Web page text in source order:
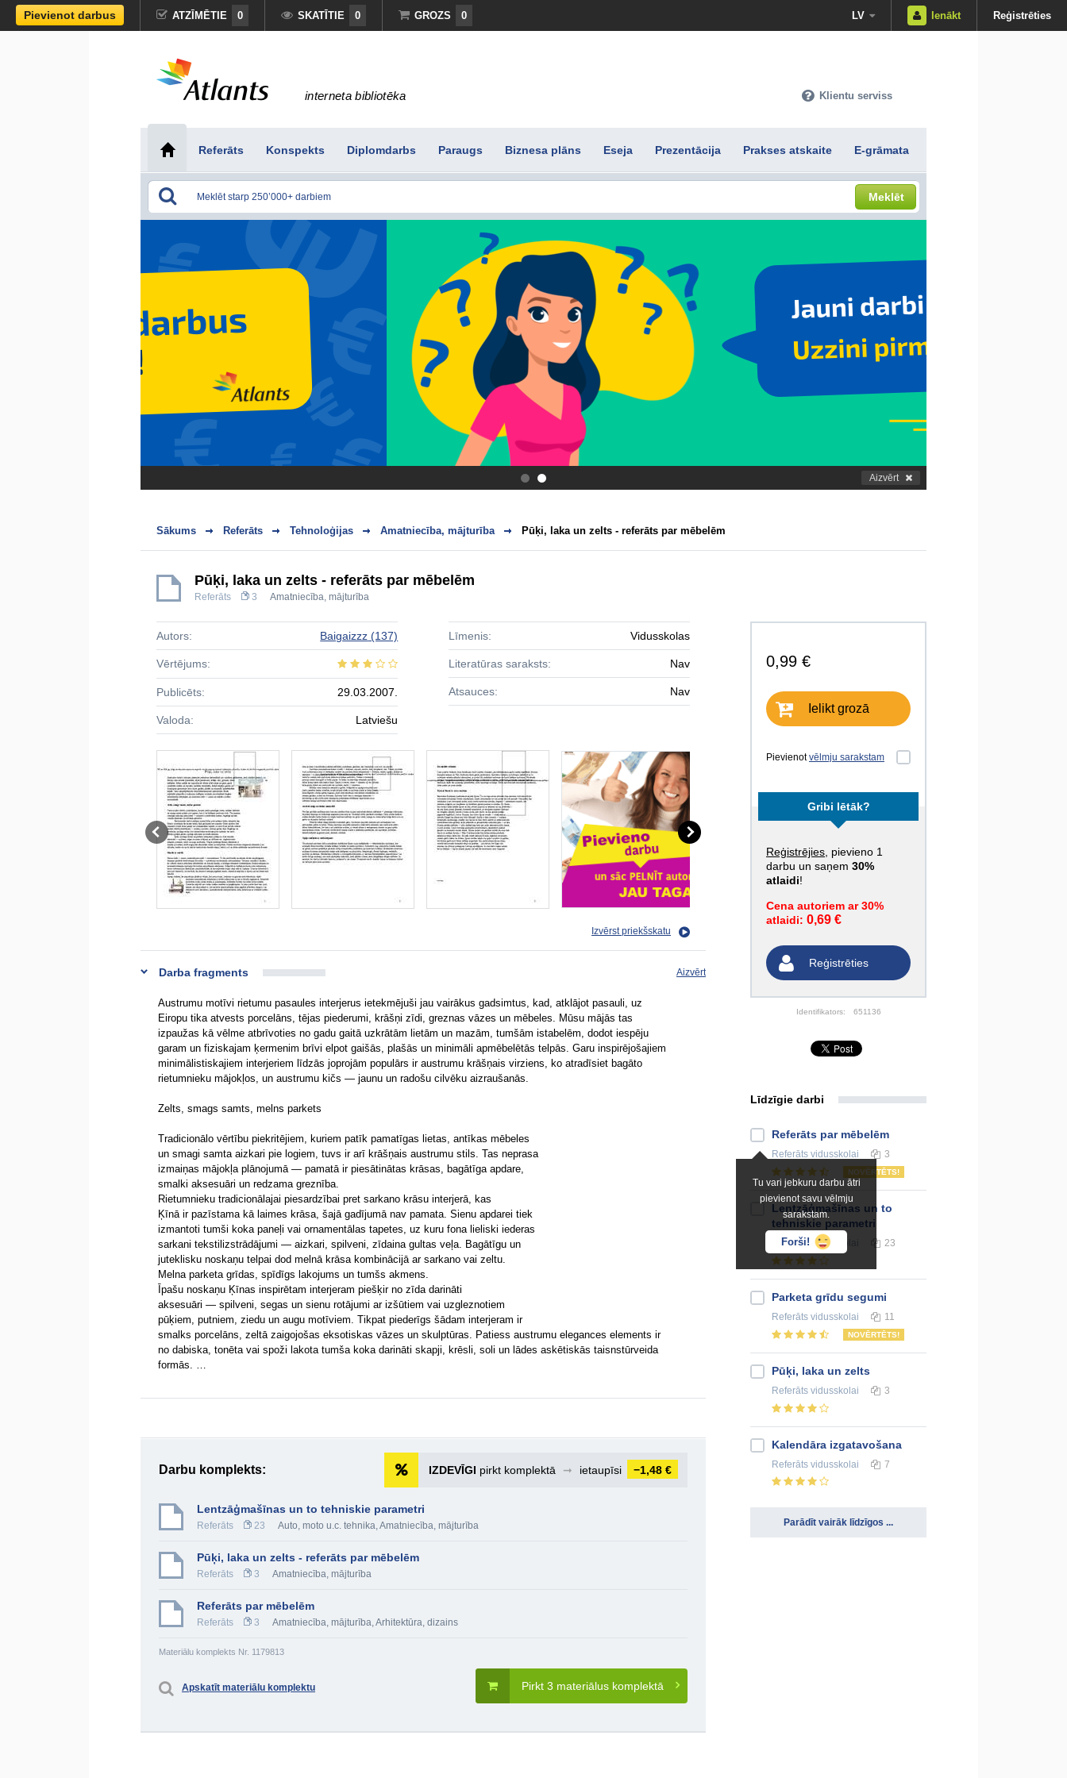
Pievienot darbus ATZĪMĒTIE 0 SKATĪTIE 0 GROZS 0 LV Ienākt Reģistrēties
interneta bibliotēka Klientu serviss
Referāts Konspekts Diplomdarbs Paraugs Biznesa plāns Eseja Prezentācija Prakses atskaite E-grāmata
Meklēt
. Aizvērt
Sākums Referāts Tehnoloģijas Amatniecība, mājturība Pūķi, laka un zelts - referāts par mēbelēm
Pūķi, laka un zelts - referāts par mēbelēm
Referāts 3 Amatniecība, mājturība
0,99 €
Ielikt grozā
Pievienotvēlmju sarakstam
Gribi lētāk?
Reģistrējies , pievieno 1
darbu un saņem 30%
atlaidi!
Cena autoriem ar 30%
atlaidi: 0,69 €
Reģistrēties
Identifikators: 651136
Autors: Baigaizzz (137)
Vērtējums:
Publicēts: 29.03.2007.
Valoda: Latviešu
Līmenis: Vidusskolas
Literatūras saraksts: Nav
Atsauces: Nav
Izvērst priekšskatu
Darba fragments Aizvērt
Austrumu motīvi rietumu pasaules interjerus ietekmējuši jau vairākus gadsimtus, kad, atklājot pasauli, uz
Eiropu tika atvests porcelāns, tējas piederumi, krāšņi zīdi, greznas vāzes un mēbeles. Mūsu mājās tas
izpaužas kā vēlme atbrīvoties no gadu gaitā uzkrātām lietām un mazām, tumšām istabelēm, dodot iespēju
garam un fiziskajam ķermenim brīvi elpot gaišās, plašās un minimāli apmēbelētās telpās. Garu inspirējošajiem
minimālistiskajiem interjeriem līdzās joprojām populārs ir austrumu krāšņais virziens, ko atradīsiet bagāto
rietumnieku mājokļos, un austrumu kičs — jaunu un radošu cilvēku aizraušanās.
Zelts, smags samts, melns parkets
Tradicionālo vērtību piekritējiem, kuriem patīk pamatīgas lietas, antīkas mēbeles
un smagi samta aizkari pie logiem, tuvs ir arī krāšņais austrumu stils. Tas neprasa
izmaiņas mājokļa plānojumā — pamatā ir piesātinātas krāsas, bagātīga apdare,
smalki aksesuāri un redzama greznība.
Rietumnieku tradicionālajai piesardzībai pret sarkano krāsu interjerā, kas
Ķīnā ir pazīstama kā laimes krāsa, šajā gadījumā nav pamata. Sienu apdarei tiek
izmantoti tumši koka paneļi vai ornamentālas tapetes, uz kuru fona lieliski iederas
sarkani tekstilizstrādājumi — aizkari, spilveni, zīdaina gultas veļa. Bagātīgu un
juteklisku noskaņu telpai dod melnā krāsa kombinācijā ar sarkano vai zeltu.
Melna parketa grīdas, spīdīgs lakojums un tumšs akmens.
Īpašu noskaņu Ķīnas inspirētam interjeram piešķir no zīda darināti
aksesuāri — spilveni, segas un sienu rotājumi ar izšūtiem vai uzgleznotiem
pūķiem, putniem, ziedu un augu motīviem. Tikpat piederīgs šādam interjeram ir
smalks porcelāns, zeltā zaigojošas eksotiskas vāzes un skulptūras. Patiess austrumu elegances elements ir
no dabiska, tonēta vai spoži lakota tumša koka darināti skapji, krēsli, soli un lādes askētiskās taisnstūrveida
formās. …
Darbu komplekts: IZDEVĪGI pirkt komplektā ➞ ietaupīsi −1,48 €
Lentzāģmašīnas un to tehniskie parametri
Referāts 23 Auto, moto u.c. tehnika,Amatniecība, mājturība
Pūķi, laka un zelts - referāts par mēbelēm
Referāts 3 Amatniecība, mājturība
Referāts par mēbelēm
Referāts 3 Amatniecība, mājturība,Arhitektūra, dizains
Materiālu komplekts Nr. 1179813
Pirkt 3 materiālus komplektā
Apskatīt materiālu komplektu
Līdzīgie darbi
Tu vari jebkuru darbu ātri
pievienot savu vēlmju
sarakstam.
Forši!
Referāts par mēbelēm
Referāts vidusskolai 3
NOVĒRTĒTS!
Lentzāģmašīnas un to
tehniskie parametri
Referātsvidusskolai 23
Parketa grīdu segumi
Referāts vidusskolai 11
NOVĒRTĒTS!
Pūķi, laka un zelts
Referāts vidusskolai 3
Kalendāra izgatavošana
Referāts vidusskolai 7
Parādīt vairāk līdzīgos ...